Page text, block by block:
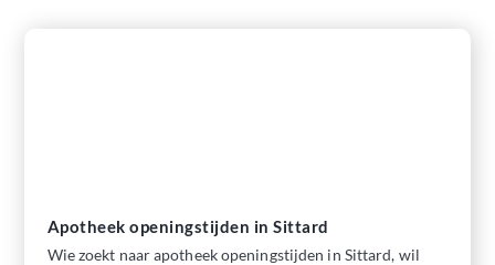
Apotheek openingstijden in Sittard
Wie zoekt naar apotheek openingstijden in Sittard, wil